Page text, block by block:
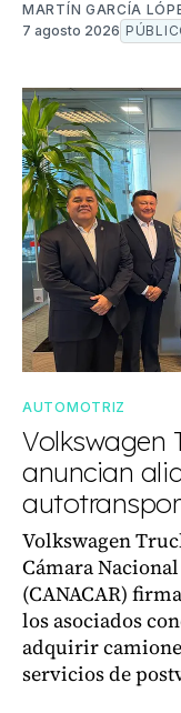
MARTÍN GARCÍA
7 agosto 2026
AUTOMOTRIZ
Volkswagen
anuncian
Volkswagen
Cámara
(CANACAR)
los asociados
adquirir
servicios de